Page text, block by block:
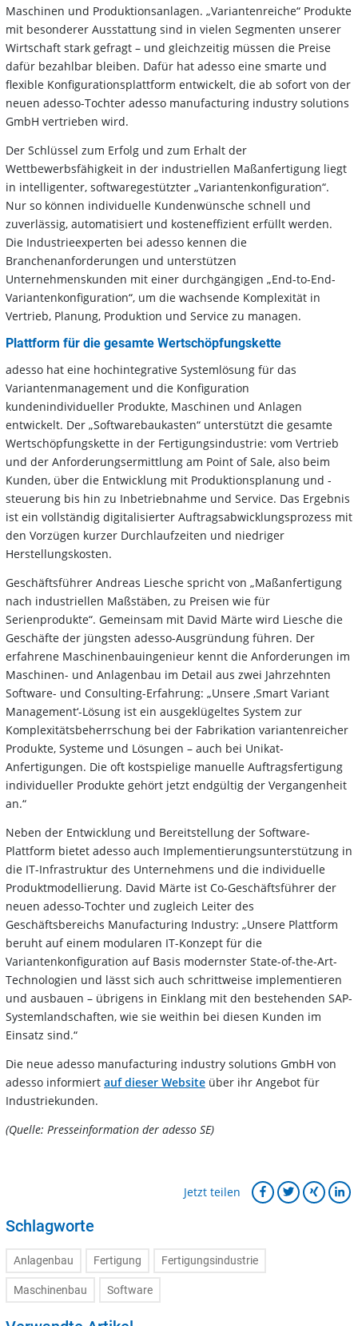
Maschinen und Produktionsanlagen. „Variantenreiche“ Produkte
mit besonderer Ausstattung sind in vielen Segmenten unserer
Wirtschaft stark gefragt – und gleichzeitig müssen die Preise
dafür bezahlbar bleiben. Dafür hat adesso eine smarte und
flexible Konfigurationsplattform entwickelt, die ab sofort von der
neuen adesso-Tochter adesso manufacturing industry solutions
GmbH vertrieben wird.
Der Schlüssel zum Erfolg und zum Erhalt der
Wettbewerbsfähigkeit in der industriellen Maßanfertigung liegt
in intelligenter, softwaregestützter „Variantenkonfiguration“.
Nur so können individuelle Kundenwünsche schnell und
zuverlässig, automatisiert und kosteneffizient erfüllt werden.
Die Industrieexperten bei adesso kennen die
Branchenanforderungen und unterstützen
Unternehmenskunden mit einer durchgängigen „End-to-End-
Variantenkonfiguration“, um die wachsende Komplexität in
Vertrieb, Planung, Produktion und Service zu managen.
Plattform für die gesamte Wertschöpfungskette
adesso hat eine hochintegrative Systemlösung für das
Variantenmanagement und die Konfiguration
kundenindividueller Produkte, Maschinen und Anlagen
entwickelt. Der „Softwarebaukasten“ unterstützt die gesamte
Wertschöpfungskette in der Fertigungsindustrie: vom Vertrieb
und der Anforderungsermittlung am Point of Sale, also beim
Kunden, über die Entwicklung mit Produktionsplanung und -
steuerung bis hin zu Inbetriebnahme und Service. Das Ergebnis
ist ein vollständig digitalisierter Auftragsabwicklungsprozess mit
den Vorzügen kurzer Durchlaufzeiten und niedriger
Herstellungskosten.
Geschäftsführer Andreas Liesche spricht von „Maßanfertigung
nach industriellen Maßstäben, zu Preisen wie für
Serienprodukte“. Gemeinsam mit David Märte wird Liesche die
Geschäfte der jüngsten adesso-Ausgründung führen. Der
erfahrene Maschinenbauingenieur kennt die Anforderungen im
Maschinen- und Anlagenbau im Detail aus zwei Jahrzehnten
Software- und Consulting-Erfahrung: „Unsere ‚Smart Variant
Management‘-Lösung ist ein ausgeklügeltes System zur
Komplexitätsbeherrschung bei der Fabrikation variantenreicher
Produkte, Systeme und Lösungen – auch bei Unikat-
Anfertigungen. Die oft kostspielige manuelle Auftragsfertigung
individueller Produkte gehört jetzt endgültig der Vergangenheit
an.“
Neben der Entwicklung und Bereitstellung der Software-
Plattform bietet adesso auch Implementierungsunterstützung in
die IT-Infrastruktur des Unternehmens und die individuelle
Produktmodellierung. David Märte ist Co-Geschäftsführer der
neuen adesso-Tochter und zugleich Leiter des
Geschäftsbereichs Manufacturing Industry: „Unsere Plattform
beruht auf einem modularen IT-Konzept für die
Variantenkonfiguration auf Basis modernster State-of-the-Art-
Technologien und lässt sich auch schrittweise implementieren
und ausbauen – übrigens in Einklang mit den bestehenden SAP-
Systemlandschaften, wie sie weithin bei diesen Kunden im
Einsatz sind.“
Die neue adesso manufacturing industry solutions GmbH von
adesso informiert auf dieser Website über ihr Angebot für
Industriekunden.
(Quelle: Presseinformation der adesso SE)
Jetzt teilen
Schlagworte
Anlagenbau Fertigung Fertigungsindustrie
Maschinenbau Software